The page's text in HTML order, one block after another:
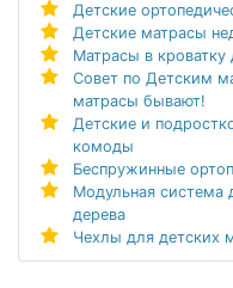
Детские
Детские матрасы
Матрасы в
Совет по Детским
матрасы бывают!
Детские и
комоды
Беспружинные
Модульная система
дерева
Чехлы для детских